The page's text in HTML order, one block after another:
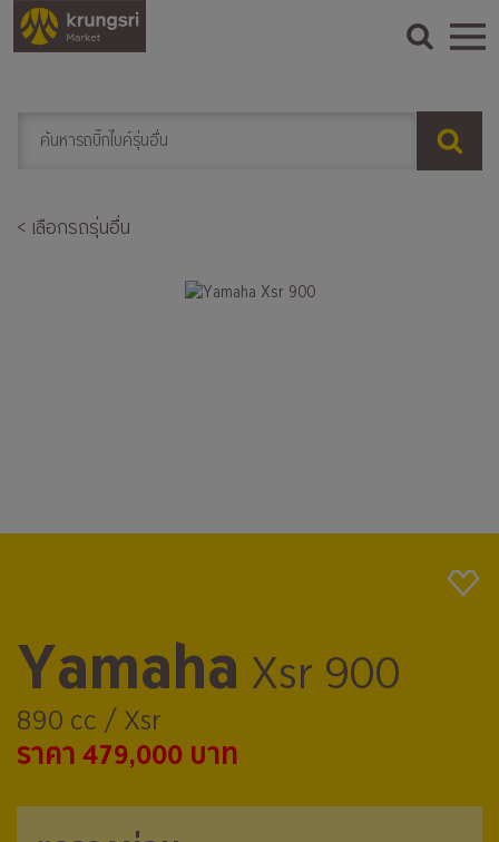
< เลือกรถรุ่นอื่น
Yamaha Xsr 900
890 cc / Xsr
ราคา 479,000 บาท